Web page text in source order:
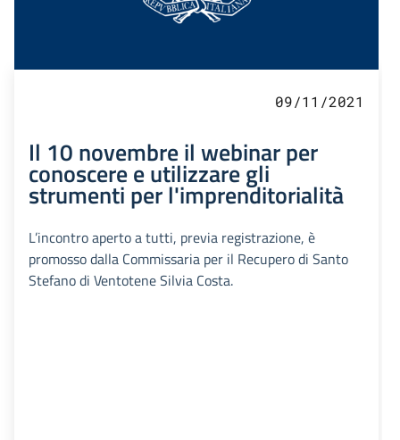
09/11/2021
Il 10 novembre il webinar per
conoscere e utilizzare gli
strumenti per l'imprenditorialità
L’incontro aperto a tutti, previa registrazione, è
promosso dalla Commissaria per il Recupero di Santo
Stefano di Ventotene Silvia Costa.